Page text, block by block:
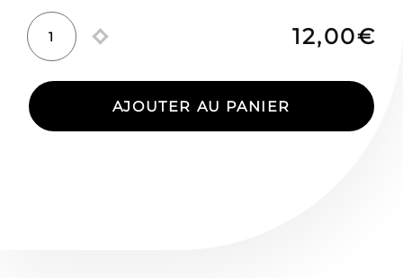
quantité
Typa
12,00€
AJOUTER AU PANIER